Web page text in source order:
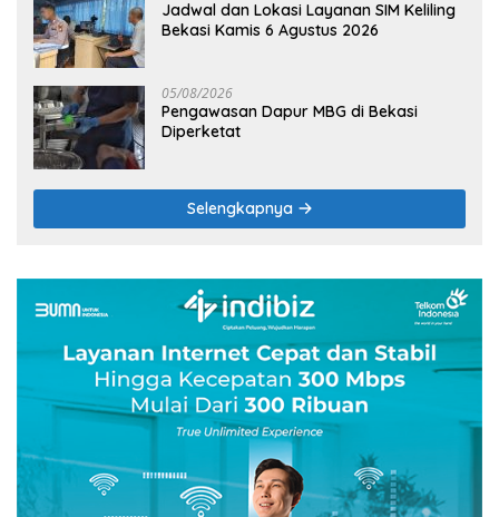
Jadwal dan Lokasi Layanan SIM Keliling
Bekasi Kamis 6 Agustus 2026
05/08/2026
Pengawasan Dapur MBG di Bekasi
Diperketat
Selengkapnya